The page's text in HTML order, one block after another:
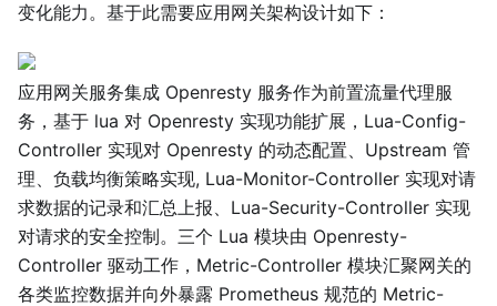
变化能力。基于此需要应用网关架构设计如下：
应用网关服务集成 Openresty 服务作为前置流量代理服
务，基于 lua 对 Openresty 实现功能扩展，Lua-Config-
Controller 实现对 Openresty 的动态配置、Upstream 管
理、负载均衡策略实现, Lua-Monitor-Controller 实现对请
求数据的记录和汇总上报、Lua-Security-Controller 实现
对请求的安全控制。三个 Lua 模块由 Openresty-
Controller 驱动工作，Metric-Controller 模块汇聚网关的
各类监控数据并向外暴露 Prometheus 规范的 Metric-